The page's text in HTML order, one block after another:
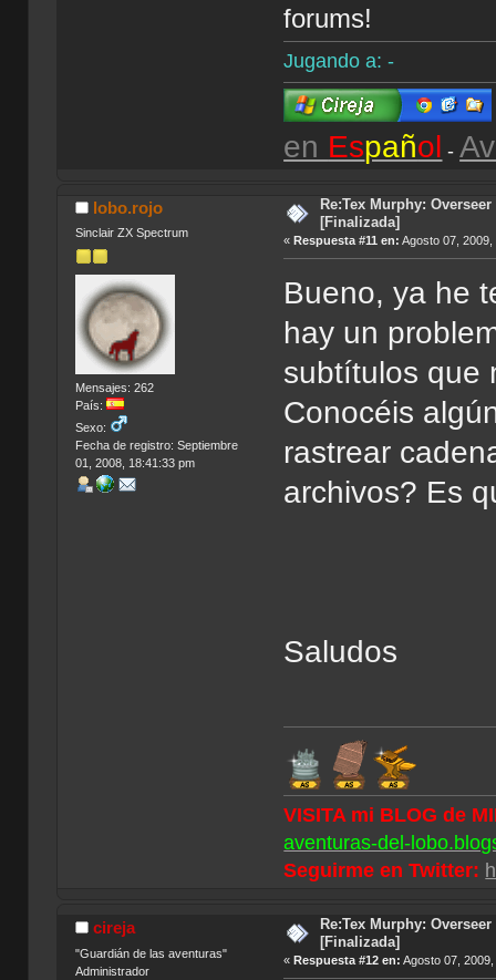
forums!
Jugando a: -
en Español -
lobo.rojo
Sinclair ZX Spectrum
Mensajes: 262
País:
Sexo:
Fecha de registro: Septiembre
01, 2008, 18:41:33 pm
Re:Tex Murphy:
[Finalizada]
«Respuesta #11 en: Agosto 07,
Bueno, ya he
hay un
subtítulos que
Conocéis
rastrear
archivos? Es
Saludos
VISITA mi BLOG de
aventuras-del-
Seguirme en Twitter:
cireja
"Guardián de las aventuras"
Administrador
Re:Tex Murphy:
[Finalizada]
« Respuesta #12 en: Agosto 07,